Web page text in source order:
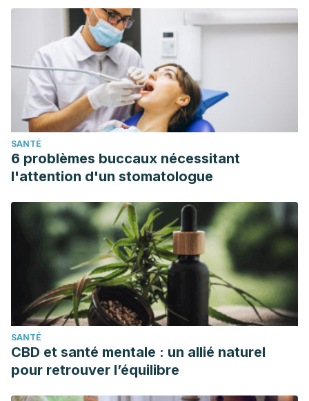
receptor partial agonists in ginger. Bioorganic & medicinal
chemistry, 18(9), 3345–3351.
https://doi.org/10.1016/j.bmc.2010.02.062
Miao, Y., Sun, Y., Wang, W., Du, B., Xiao, S. E., Hu, Y., & Hu,
Z. (2013). 6-Gingerol inhibits hair shaft growth in cultured
human hair follicles and modulates hair growth in mice. PloS
one, 8(2), e57226.
https://doi.org/10.1371/journal.pone.0057226
SANTÉ
6 problèmes buccaux nécessitant
l'attention d'un stomatologue
SANTÉ
CBD et santé mentale : un allié naturel
pour retrouver l’équilibre